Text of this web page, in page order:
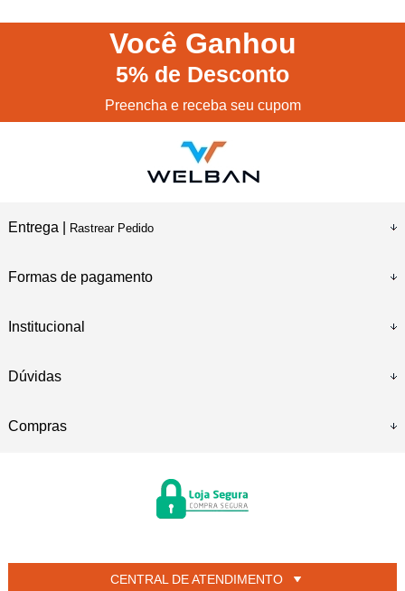
Você Ganhou
5% de Desconto
Preencha e receba seu cupom
Entrega | Rastrear Pedido
Formas de pagamento
Institucional
Dúvidas
Compras
CENTRAL DE ATENDIMENTO